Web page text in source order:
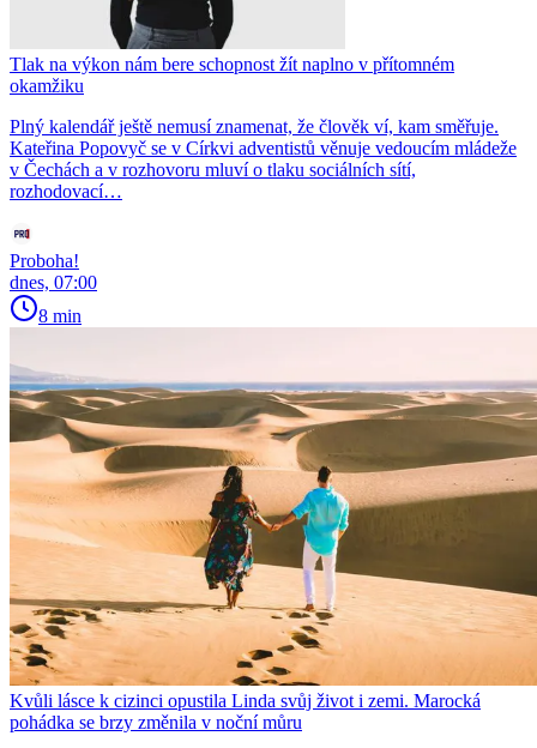
Tlak na výkon nám bere schopnost žít naplno v přítomném
okamžiku
Plný kalendář ještě nemusí znamenat, že člověk ví, kam směřuje.
Kateřina Popovyč se v Církvi adventistů věnuje vedoucím mládeže
v Čechách a v rozhovoru mluví o tlaku sociálních sítí,
rozhodovací…
Proboha!
dnes, 07:00
8 min
Kvůli lásce k cizinci opustila Linda svůj život i zemi. Marocká
pohádka se brzy změnila v noční můru